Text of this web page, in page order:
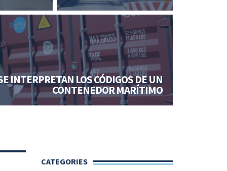
INTERPRETAN LOS CÓDIGOS DE UN
CONTENEDOR MARÍTIMO
CATEGORIES